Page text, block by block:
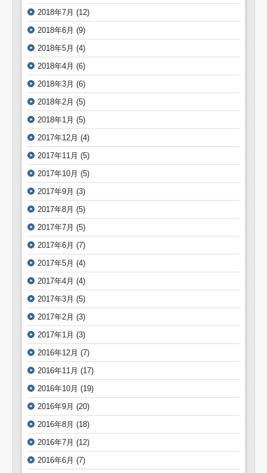
2018年7月 (12)
2018年6月 (9)
2018年5月 (4)
2018年4月 (6)
2018年3月 (6)
2018年2月 (5)
2018年1月 (5)
2017年12月 (4)
2017年11月 (5)
2017年10月 (5)
2017年9月 (3)
2017年8月 (5)
2017年7月 (5)
2017年6月 (7)
2017年5月 (4)
2017年4月 (4)
2017年3月 (5)
2017年2月 (3)
2017年1月 (3)
2016年12月 (7)
2016年11月 (17)
2016年10月 (19)
2016年9月 (20)
2016年8月 (18)
2016年7月 (12)
2016年6月 (7)